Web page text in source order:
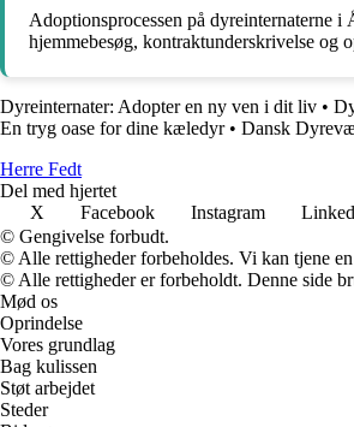
Adoptionsprocessen på dyreinternaterne
hjemmebesøg, kontraktunderskrivelse og
Dyreinternater: Adopter en ny ven i dit liv •
En tryg oase for dine kæledyr• Dansk
Herre Fedt
Del med hjertet
X
Facebook Instagram
© Gengivelse forbudt.
© Alle rettigheder forbeholdes. Vi kan tjene
© Alle rettigheder er forbeholdt. Denne side
Mød os
Oprindelse
Vores grundlag
Bag kulissen
Støt arbejdet
Steder